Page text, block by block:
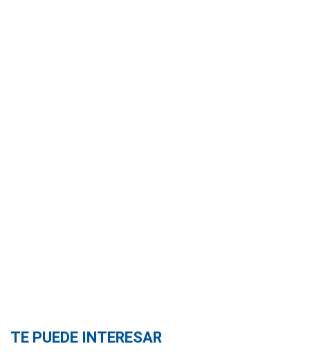
TE PUEDE INTERESAR